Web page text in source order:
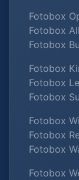
Fotobox
Fotobox
Fotobox
Fotobox
Fotobox
Fotobox
Fotobox
Fotobox
Fotobox
Fotobox